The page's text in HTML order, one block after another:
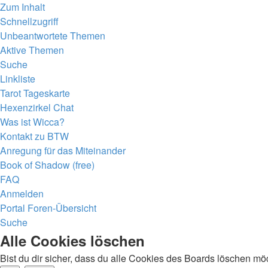
Zum Inhalt
Schnellzugriff
Unbeantwortete Themen
Aktive Themen
Suche
Linkliste
Tarot Tageskarte
Hexenzirkel Chat
Was ist Wicca?
Kontakt zu BTW
Anregung für das Miteinander
Book of Shadow (free)
FAQ
Anmelden
Portal Foren-Übersicht
Suche
Alle Cookies löschen
Bist du dir sicher, dass du alle Cookies des Boards löschen